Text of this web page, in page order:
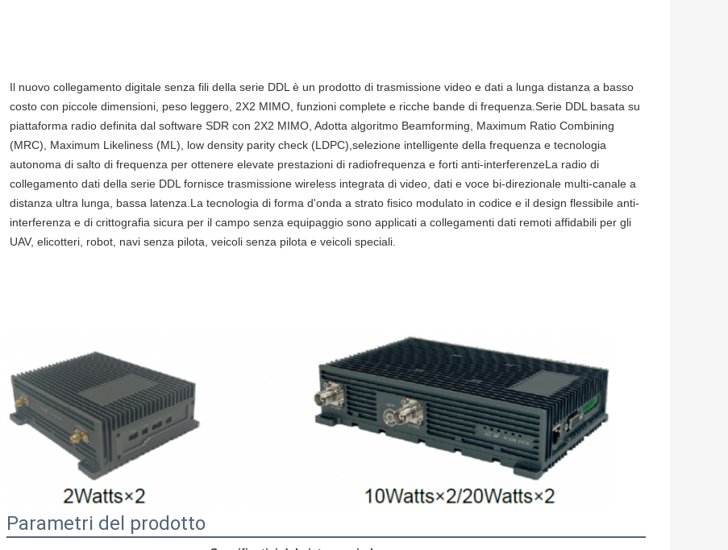
Il nuovo collegamento digitale senza fili della serie DDL è un prodotto di trasmissione video e dati a lunga distanza a basso
costo con piccole dimensioni, peso leggero, 2X2 MIMO, funzioni complete e ricche bande di frequenza.Serie DDL basata su
piattaforma radio definita dal software SDR con 2X2 MIMO, Adotta algoritmo Beamforming, Maximum Ratio Combining
(MRC), Maximum Likeliness (ML), low density parity check (LDPC),selezione intelligente della frequenza e tecnologia
autonoma di salto di frequenza per ottenere elevate prestazioni di radiofrequenza e forti anti-interferenzeLa radio di
collegamento dati della serie DDL fornisce trasmissione wireless integrata di video, dati e voce bi-direzionale multi-canale a
distanza ultra lunga, bassa latenza.La tecnologia di forma d'onda a strato fisico modulato in codice e il design flessibile anti-
interferenza e di crittografia sicura per il campo senza equipaggio sono applicati a collegamenti dati remoti affidabili per gli
UAV, elicotteri, robot, navi senza pilota, veicoli senza pilota e veicoli speciali.
Parametri del prodotto